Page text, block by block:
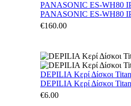
PANASONIC ES-WH80
PANASONIC ES-WH80
€160.00
DEPILIA Κερί Δίσκοι
DEPILIA Κερί Δίσκοι
€6.00